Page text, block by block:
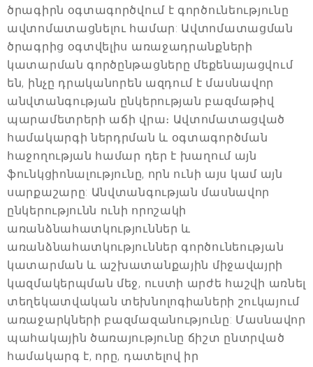
ծրագիրն օգտագործվում է գործունեությունը
ավտոմատացնելու համար: Ավտոմատացման
ծրագրից օգտվելիս առաջադրանքների
կատարման գործընթացները մեքենայացվում
են, ինչը դրականորեն ազդում է մասնավոր
անվտանգության ընկերության բազմաթիվ
պարամետրերի աճի վրա։ Ավտոմատացված
համակարգի ներդրման և օգտագործման
հաջողության համար դեր է խաղում այն
ֆունկցիոնալությունը, որն ունի այս կամ այն
սարքաշարը: Անվտանգության մասնավոր
ընկերությունն ունի որոշակի
առանձնահատկություններ և
առանձնահատկություններ գործունեության
կատարման և աշխատանքային միջավայրի
կազմակերպման մեջ, ուստի արժե հաշվի առնել
տեղեկատվական տեխնոլոգիաների շուկայում
առաջարկների բազմազանությունը: Մասնավոր
պահակային ծառայությունը ճիշտ ընտրված
համակարգ է, որը, դատելով իր